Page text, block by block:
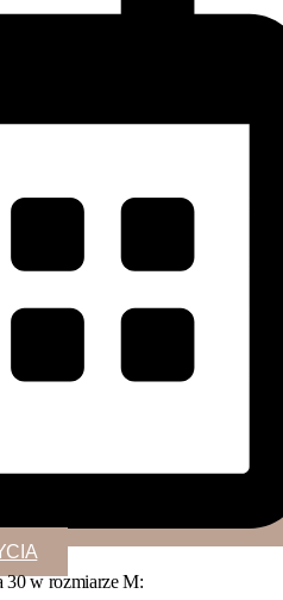
30 wrozmiarze M: